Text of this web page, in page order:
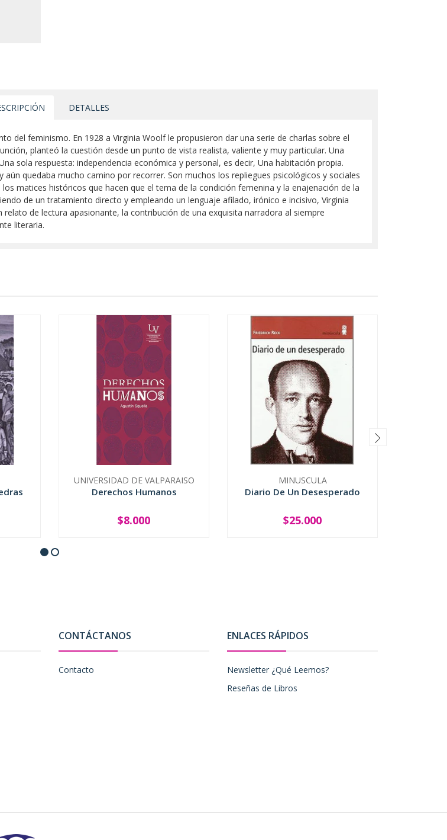
DETALLES
del feminismo. En 1928 a Virginia Woolf le propusieron dar una serie de charlas sobre el
planteó la cuestión desde un punto de vista realista, valiente y muy particular. Una
sola respuesta: independencia económica y personal, es decir, Una habitación propia.
quedaba mucho camino por recorrer. Son muchos los repliegues psicológicos y sociales
matices históricos que hacen que el tema de la condición femenina y la enajenación de la
de un tratamiento directo y empleando un lenguaje afilado, irónico e incisivo, Virginia
de lectura apasionante, la contribución de una exquisita narradora al siempre
literaria.
UNIVERSIDAD DE VALPARAISO
Derechos Humanos
+
$8.000
MINUSCULA
Diario De Un Desesperado
+
$25.000
CONTÁCTANOS
Contacto
ENLACES RÁPIDOS
Newsletter ¿Qué Leemos?
Reseñas de Libros